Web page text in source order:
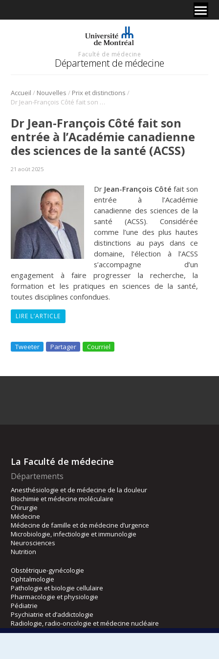
Faculté de médecine
Département de médecine
Accueil / Nouvelles / Prix et distinctions /
Dr Jean-François Côté fait son entrée à l’Académie canadienne des sciences de la santé (ACSS)
Dr Jean-François Côté fait son
entrée à l’Académie canadienne
des sciences de la santé (ACSS)
21 août 2025
Dr Jean-François Côté fait son
entrée à l’Académie
canadienne des sciences de la
santé (ACSS). Considérée
comme l’une des plus hautes
distinctions au pays dans ce
domaine, l’élection à l’ACSS
s’accompagne d’un
engagement à faire progresser la recherche, la
formation et les pratiques en sciences de la santé,
toutes disciplines confondues.
LIRE L’ARTICLE
Tweeter Partager Courriel
La Faculté de médecine
Départements
Anesthésiologie et de médecine de la douleur
Biochimie et médecine moléculaire
Chirurgie
Médecine
Médecine de famille et de médecine d’urgence
Microbiologie, infectiologie et immunologie
Neurosciences
Nutrition
Obstétrique-gynécologie
Ophtalmologie
Pathologie et biologie cellulaire
Pharmacologie et physiologie
Pédiatrie
Psychiatrie et d’addictologie
Radiologie, radio-oncologie et médecine nucléaire